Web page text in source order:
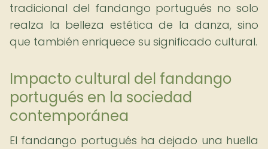
tradicional del fandango portugués no solo
realza la belleza estética de la danza, sino
que también enriquece su significado cultural.
Impacto cultural del fandango
portugués en la sociedad
contemporánea
El fandango portugués ha dejado una huella